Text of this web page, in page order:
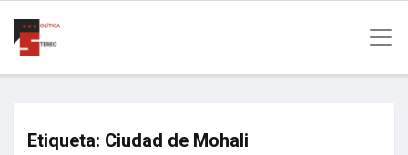
Etiqueta: Ciudad de Mohali